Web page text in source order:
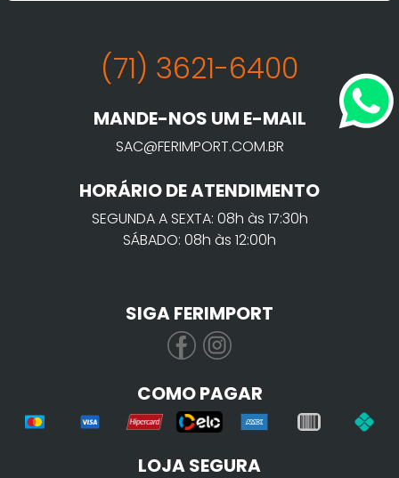
(71) 3621-6400
MANDE-NOS UM E-MAIL
SAC@FERIMPORT.COM.BR
HORÁRIO DE ATENDIMENTO
SEGUNDA A SEXTA: 08h às 17:30h
SÁBADO: 08h às 12:00h
SIGA FERIMPORT
COMO PAGAR
LOJA SEGURA